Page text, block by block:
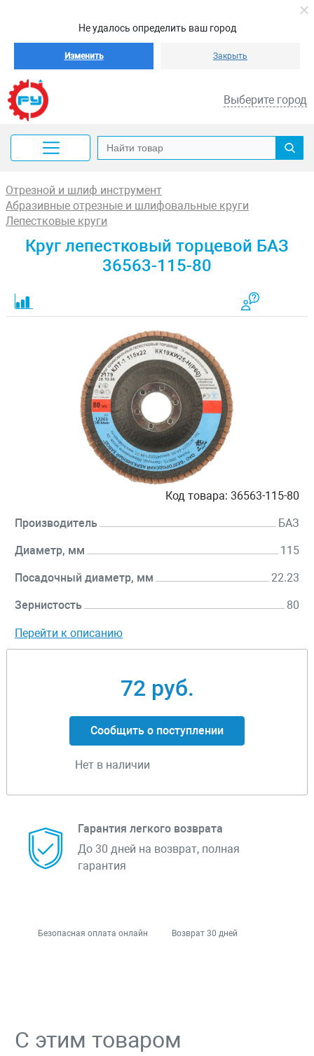
Не удалось определить ваш город
Изменить Закрыть
Выберите город
Отрезной и шлиф инструмент
Абразивные отрезные и шлифовальные круги
Лепестковые круги
Круг лепестковый торцевой БАЗ
36563-115-80
Код товара: 36563-115-80
Производитель БАЗ
Диаметр, мм 115
Посадочный диаметр, мм 22.23
Зернистость 80
Перейти к описанию
72 руб.
Сообщить о поступлении
Нет в наличии
Гарантия легкого возврата
До 30 дней на возврат, полная
гарантия
Безопасная оплата онлайн Возврат 30 дней
С этим товаром